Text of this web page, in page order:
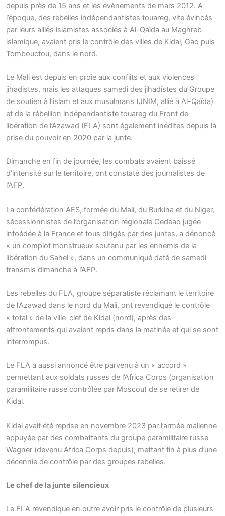
depuis près de 15 ans et les évènements de mars 2012. A
l’époque, des rebelles indépendantistes touareg, vite évincés
par leurs alliés islamistes associés à Al-Qaïda au Maghreb
islamique, avaient pris le contrôle des villes de Kidal, Gao puis
Tombouctou, dans le nord.
Le Mali est depuis en proie aux conflits et aux violences
jihadistes, mais les attaques samedi des jihadistes du Groupe
de soutien à l’islam et aux musulmans (JNIM, allié à Al-Qaïda)
et de la rébellion indépendantiste touareg du Front de
libération de l’Azawad (FLA) sont également inédites depuis la
prise du pouvoir en 2020 par la junte.
Dimanche en fin de journée, les combats avaient baissé
d’intensité sur le territoire, ont constaté des journalistes de
l’AFP.
La confédération AES, formée du Mali, du Burkina et du Niger,
sécessionnistes de l’organisation régionale Cedeao jugée
infoédée à la France et tous dirigés par des juntes, a dénoncé
« un complot monstrueux soutenu par les ennemis de la
libération du Sahel », dans un communiqué daté de samedi
transmis dimanche à l’AFP.
Les rebelles du FLA, groupe séparatiste réclamant le territoire
de l’Azawad dans le nord du Mali, ont revendiqué le contrôle
« total » de la ville-clef de Kidal (nord), après des
affrontements qui avaient repris dans la matinée et qui se sont
interrompus.
Le FLA a aussi annoncé être parvenu à un « accord »
permettant aux soldats russes de l’Africa Corps (organisation
paramilitaire russe contrôlée par Moscou) de se retirer de
Kidal.
Kidal avait été reprise en novembre 2023 par l’armée malienne
appuyée par des combattants du groupe paramilitaire russe
Wagner (devenu Africa Corps depuis), mettant fin à plus d’une
décennie de contrôle par des groupes rebelles.
Le chef de la junte silencieux
Le FLA revendique en outre avoir pris le contrôle de plusieurs